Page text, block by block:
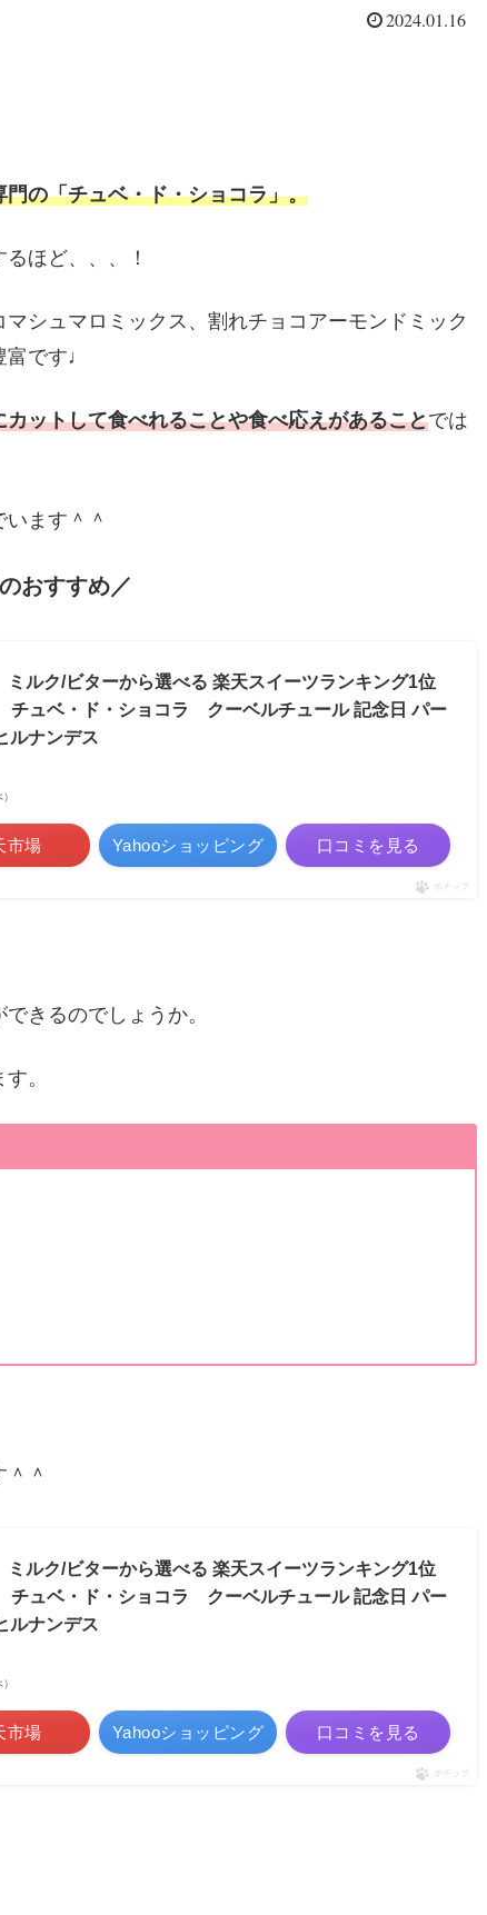
2024.01.16
門の「チュベ・ド・ショコラ」。
ほど、、、！
シュマロミックス、割れチョコアーモンドミック
富です♩
ットして食べれることや食べ応えがあることでは
ます＾＾
おすすめ／
ルク/ビターから選べる 楽天スイーツランキング1位
ュベ・ド・ショコラ クーベルチュール 記念日 パー
ルナンデス
市場 Yahooショッピング 口コミを見る
ポチップ
きるのでしょうか。
。
＾
ルク/ビターから選べる 楽天スイーツランキング1位
ュベ・ド・ショコラ クーベルチュール 記念日 パー
ルナンデス
市場 Yahooショッピング 口コミを見る
ポチップ